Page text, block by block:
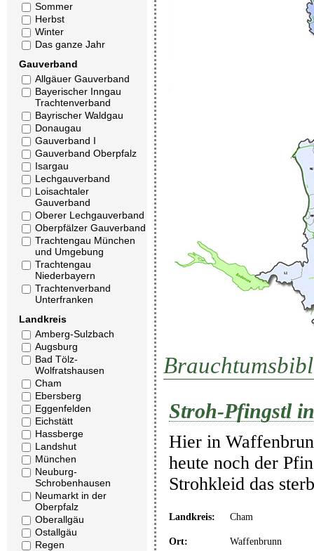
Sommer
Herbst
Winter
Das ganze Jahr
Gauverband
Allgäuer Gauverband
Bayerischer Inngau
Trachtenverband
Bayrischer Waldgau
Donaugau
Gauverband I
Gauverband Oberpfalz
Isargau
Lechgauverband
Loisachtaler
Gauverband
Oberer Lechgauverband
Oberpfälzer Gauverband
Trachtengau München
und Umgebung
Trachtengau
Niederbayern
Trachtenverband
Unterfranken
Landkreis
Amberg-Sulzbach
Augsburg
Bad Tölz-
Wolfratshausen
Cham
Ebersberg
Eggenfelden
Eichstätt
Hassberge
Landshut
München
Neuburg-
Schrobenhausen
Neumarkt in der
Oberpfalz
Oberallgäu
Ostallgäu
Regen
Stroh-Pfingstl
Hier in
heute noch der
Strohkleid das
Landkreis: Cham
Ort: Waffenbrunn